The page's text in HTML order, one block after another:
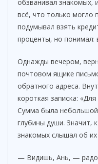
обзванивал знакомых,
всё, что только могло
подумывал взять
проценты, но понимал:
Однажды вечером,
почтовом ящике
обратного адреса.
короткая записка:
Сумма была
глубины души. Значит,
знакомых слышал об
— Видишь, Ань, —